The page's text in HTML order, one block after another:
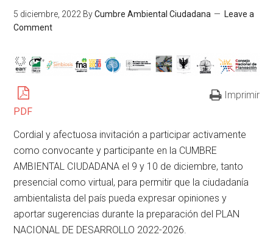
5 diciembre, 2022 ByCumbre Ambiental Ciudadana
Leave a
Comment
PDF
Imprimir
Cordial y afectuosa invitación a participar activamente
como convocante y participante en la CUMBRE
AMBIENTAL CIUDADANA el 9 y 10 de diciembre, tanto
presencial como virtual, para permitir que la ciudadanía
ambientalista del país pueda expresar opiniones y
aportar sugerencias durante la preparación del PLAN
NACIONAL DE DESARROLLO 2022-2026.